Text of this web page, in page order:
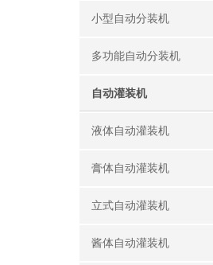
小型自动分装机
多功能自动分装机
自动灌装机
液体自动灌装机
膏体自动灌装机
立式自动灌装机
酱体自动灌装机